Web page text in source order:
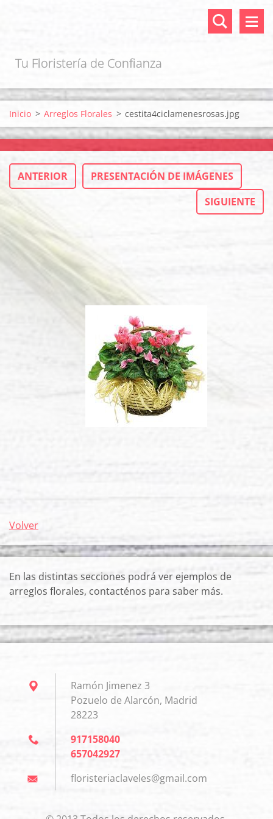
Tu Floristería de Confianza
Inicio > Arreglos Florales > cestita4ciclamenesrosas.jpg
ANTERIOR
PRESENTACIÓN DE IMÁGENES
SIGUIENTE
Volver
En las distintas secciones podrá ver ejemplos de
arreglos florales, contacténos para saber más.
Ramón Jimenez 3
Pozuelo de Alarcón, Madrid
28223
917158040
657042927
floristeriaclaveles@gmail.com